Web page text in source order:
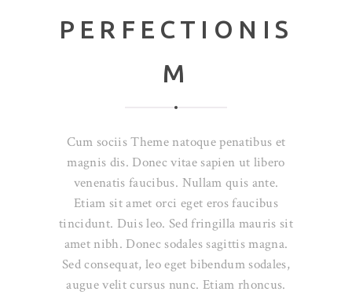
PERFECTIONIS
M
Cum sociis Theme natoque penatibus et
magnis dis. Donec vitae sapien ut libero
venenatis faucibus. Nullam quis ante.
Etiam sit amet orci eget eros faucibus
tincidunt. Duis leo. Sed fringilla mauris sit
amet nibh. Donec sodales sagittis magna.
Sed consequat, leo eget bibendum sodales,
augue velit cursus nunc. Etiam rhoncus.